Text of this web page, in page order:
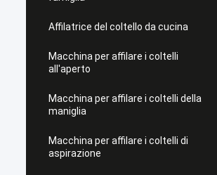
Affilatrice del coltello da cucina
Macchina per affilare i coltelli
all'aperto
Macchina per affilare i coltelli della
maniglia
Macchina per affilare i coltelli di
aspirazione